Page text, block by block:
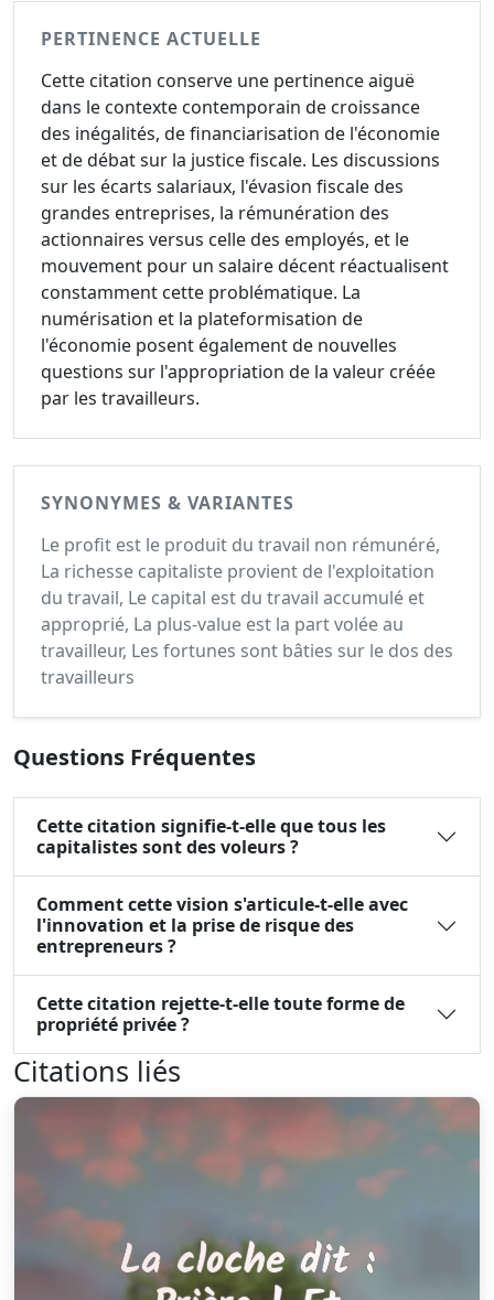
PERTINENCE ACTUELLE
Cette citation conserve une pertinence aiguë
dans le contexte contemporain de croissance
des inégalités, de financiarisation de l'économie
et de débat sur la justice fiscale. Les discussions
sur les écarts salariaux, l'évasion fiscale des
grandes entreprises, la rémunération des
actionnaires versus celle des employés, et le
mouvement pour un salaire décent réactualisent
constamment cette problématique. La
numérisation et la plateformisation de
l'économie posent également de nouvelles
questions sur l'appropriation de la valeur créée
par les travailleurs.
SYNONYMES & VARIANTES
Le profit est le produit du travail non rémunéré,
La richesse capitaliste provient de l'exploitation
du travail, Le capital est du travail accumulé et
approprié, La plus-value est la part volée au
travailleur, Les fortunes sont bâties sur le dos des
travailleurs
Questions Fréquentes
Cette citation signifie-t-elle que tous les
capitalistes sont des voleurs ?
Comment cette vision s'articule-t-elle avec
l'innovation et la prise de risque des
entrepreneurs ?
Cette citation rejette-t-elle toute forme de
propriété privée ?
Citations liés